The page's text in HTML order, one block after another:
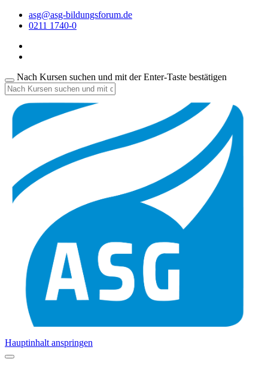
asg@asg-bildungsforum.de
0211 1740-0
Nach Kursen suchen und mit der Enter-Taste bestätigen
Hauptinhalt anspringen